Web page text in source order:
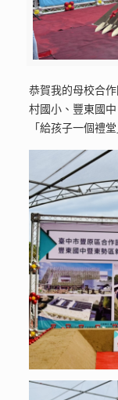
恭賀我的母校合
村國小、豐東國
「給孩子一個禮